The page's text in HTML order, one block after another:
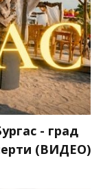
- град
(ВИДЕО)